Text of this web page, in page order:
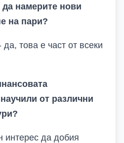
намерите нови
на пари?
това е част от всеки
от различни
интерес да добия